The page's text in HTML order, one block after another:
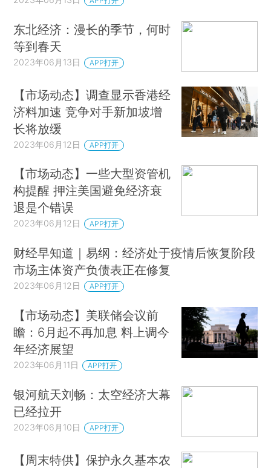
东北经济：漫长的季节，何时
等到春天
2023年06月13日 APP打开
【市场动态】调查显示香港经
济料加速 竞争对手新加坡增
长将放缓
2023年06月12日 APP打开
【市场动态】一些大型资管机
构提醒 押注美国避免经济衰
退是个错误
2023年06月12日 APP打开
财经早知道｜易纲：经济处于疫情后恢复阶段
市场主体资产负债表正在修复
2023年06月12日 APP打开
【市场动态】美联储会议前
瞻：6月起不再加息 料上调今
年经济展望
2023年06月11日 APP打开
银河航天刘畅：太空经济大幕
已经拉开
2023年06月10日 APP打开
【周末特供】保护永久基本农